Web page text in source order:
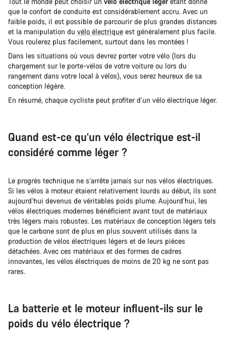
que le confort de conduite est considérablement accru. Avec un
faible poids, il est possible de parcourir de plus grandes distances
et la manipulation du vélo électrique est généralement plus facile.
Vous roulerez plus facilement, surtout dans les montées !
Dans les situations où vous devrez porter votre vélo (lors du
chargement sur le porte-vélos de votre voiture ou lors du
rangement dans votre local à vélos), vous serez heureux de sa
conception légère.
En résumé, chaque cycliste peut profiter d’un vélo électrique léger.
Quand est-ce qu’un vélo électrique est-il
considéré comme léger ?
Le progrès technique ne s’arrête jamais sur nos vélos électriques.
Si les vélos à moteur étaient relativement lourds au début, ils sont
aujourd’hui devenus de véritables poids plume. Aujourd’hui, les
vélos électriques modernes bénéficient avant tout de matériaux
très légers mais robustes. Les matériaux de conception légers tels
que le carbone sont de plus en plus souvent utilisés dans la
production de vélos électriques légers et de leurs pièces
détachées. Avec ces matériaux et des formes de cadres
innovantes, les vélos électriques de moins de 20 kg ne sont pas
rares.
La batterie et le moteur influent-ils sur le
poids du vélo électrique ?